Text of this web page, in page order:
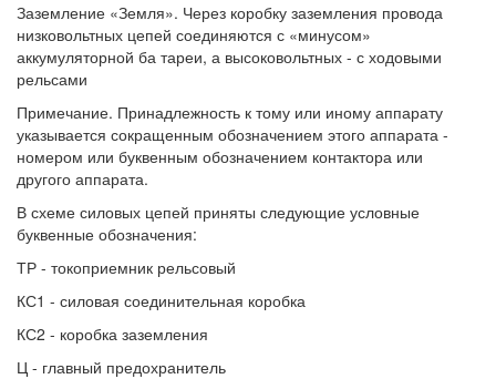
Заземление «Земля». Через коробку заземления провода
низковольтных цепей соединяются с «минусом»
аккумуляторной ба тареи, а высоковольтных - с ходовыми
рельсами
Примечание. Принадлежность к тому или иному аппарату
указывается сокращенным обозначением этого аппарата -
номером или буквенным обозначением контактора или
другого аппарата.
В схеме силовых цепей приняты следующие условные
буквенные обозначения:
ТР - токоприемник рельсовый
КС1 - силовая соединительная коробка
КС2 - коробка заземления
Ц - главный предохранитель